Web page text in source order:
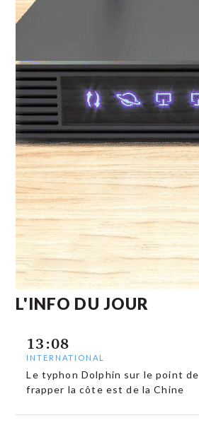
L'INFO DU JOUR
13:08
INTERNATIONAL
Le typhon Dolphin sur le point de
frapper la côte est de la Chine